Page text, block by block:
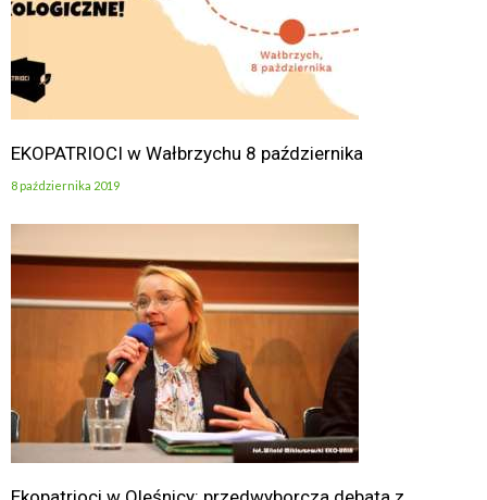
EKOPATRIOCI w Wałbrzychu 8 października
8 października 2019